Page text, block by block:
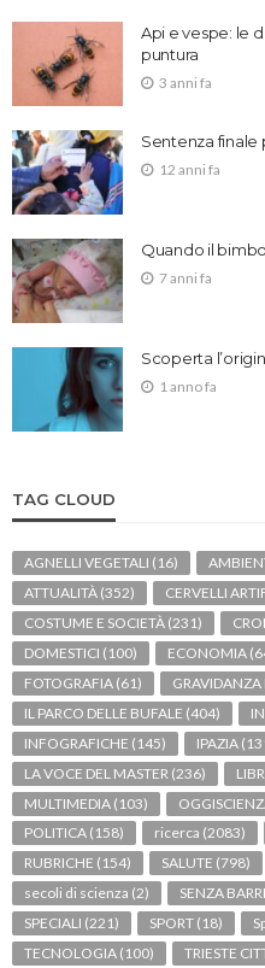
Api e vespe: le
puntura
3 anni fa
Sentenza finale
12 anni fa
Quando il
7 anni fa
Scoperta
1 anno fa
TAG CLOUD
AGNELLI VEGETALI (16)
ATTUALITÀ (352) CERVELLI
COSTUME E SOCIETÀ (231)
DOMESTICI (100) ECONOMIA
FOTOGRAFIA (61) GRAVIDANZA
IL PARCO DELLE BUFALE (404)
INFOGRAFICHE (145) IPAZIA
LA VOCE DEL MASTER (236)
MULTIMEDIA (103)
POLITICA (158) ricerca (2083)
RUBRICHE (154) SALUTE (798)
secoli di scienza (2) SENZA
SPECIALI (221) SPORT (18)
TECNOLOGIA (100) TRIESTE